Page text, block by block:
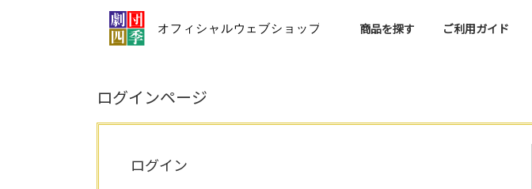
商品を探す ご利用ガイド
ログインページ
ログイン